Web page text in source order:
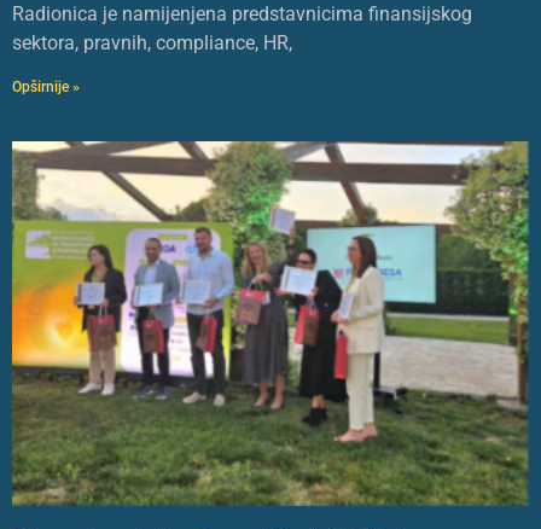
Radionica je namijenjena predstavnicima finansijskog
sektora, pravnih, compliance, HR,
Opširnije »